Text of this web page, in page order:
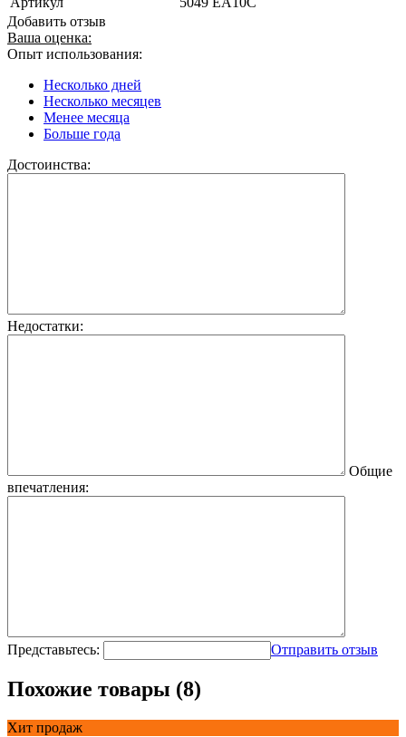
Добавить отзыв
Ваша оценка:
Опыт использования:
Несколько дней
Несколько месяцев
Менее месяца
Больше года
Достоинства:
Недостатки:
Общие
впечатления:
Представьтесь: Отправить отзыв
Похожие товары (8)
Хит продаж